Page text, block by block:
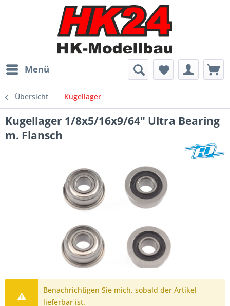
Menü
Übersicht Kugellager
Kugellager 1/8x5/16x9/64" Ultra Bearing
m. Flansch
Benachrichtigen Sie mich, sobald der Artikel
lieferbar ist.